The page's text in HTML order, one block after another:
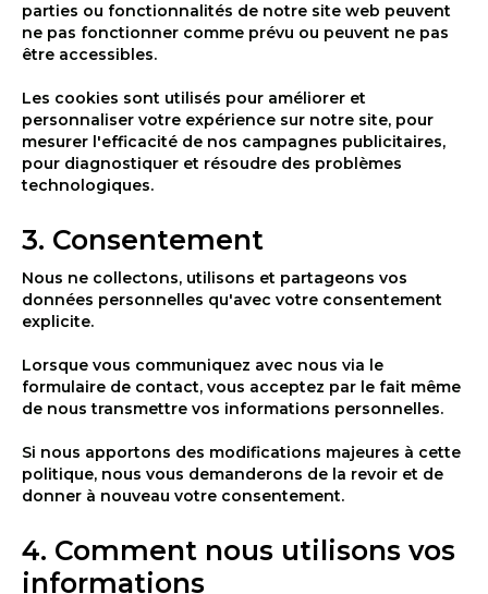
parties ou fonctionnalités de notre site web peuvent
ne pas fonctionner comme prévu ou peuvent ne pas
être accessibles.
Les cookies sont utilisés pour améliorer et
personnaliser votre expérience sur notre site, pour
mesurer l'efficacité de nos campagnes publicitaires,
pour diagnostiquer et résoudre des problèmes
technologiques.
3. Consentement
Nous ne collectons, utilisons et partageons vos
données personnelles qu'avec votre consentement
explicite.
Lorsque vous communiquez avec nous via le
formulaire de contact, vous acceptez par le fait même
de nous transmettre vos informations personnelles.
Si nous apportons des modifications majeures à cette
politique, nous vous demanderons de la revoir et de
donner à nouveau votre consentement.
4. Comment nous utilisons vos
informations